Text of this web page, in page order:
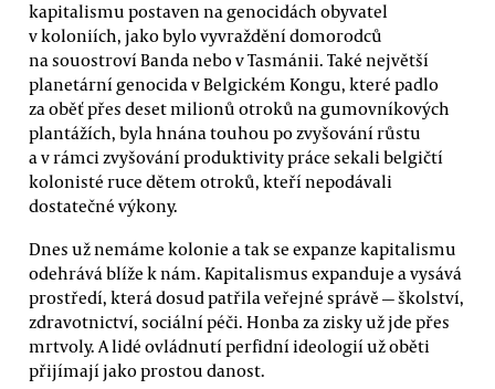
kapitalismu postaven na genocidách obyvatel
v koloniích, jako bylo vyvraždění domorodců
na souostroví Banda nebo v Tasmánii. Také největší
planetární genocida v Belgickém Kongu, které padlo
za oběť přes deset milionů otroků na gumovníkových
plantážích, byla hnána touhou po zvyšování růstu
a v rámci zvyšování produktivity práce sekali belgičtí
kolonisté ruce dětem otroků, kteří nepodávali
dostatečné výkony.
Dnes už nemáme kolonie a tak se expanze kapitalismu
odehrává blíže k nám. Kapitalismus expanduje a vysává
prostředí, která dosud patřila veřejné správě — školství,
zdravotnictví, sociální péči. Honba za zisky už jde přes
mrtvoly. A lidé ovládnutí perfidní ideologií už oběti
přijímají jako prostou danost.